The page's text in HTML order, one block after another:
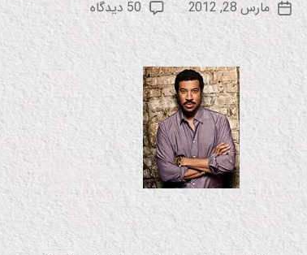
نوشته
ع
و
د
تاریخ
نوشته
مارس 28, 2012 50 دیدگاه
برای
عاشقانه‌های
لایونل
ریچی